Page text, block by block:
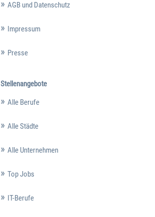
AGB und Datenschutz
Impressum
Presse
Stellenangebote
Alle Berufe
Alle Städte
Alle Unternehmen
Top Jobs
IT-Berufe